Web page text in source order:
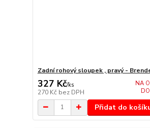
Zadní rohový sloupek , pravý -
327 Kč/ks
270 Kč bez DPH
NA
Přidat do